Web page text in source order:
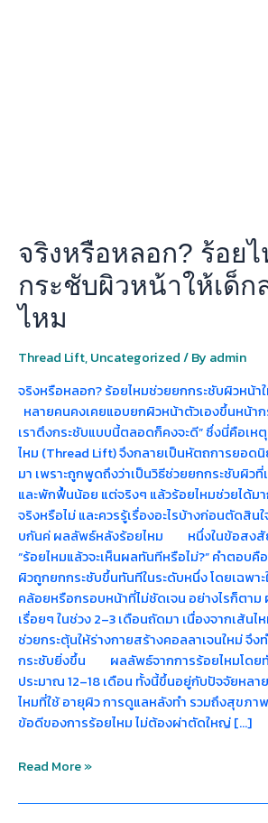
จริงหรือหลอก? ร้อย
กระชับผิวหน้าให้เด็ก
ไหม
Thread Lift,Uncategorized/ By admin
จริงหรือหลอก? ร้อยไหมช่วยยกกระชับผิวหน้า
หลายคนคงเคยแอบยกผิวหน้าตัวเองขึ้นหน้าก
เราตึงกระชับแบบนี้ตลอดก็คงจะดี” ซึ่งนี่คือเห
ไหม (Thread Lift) จึงกลายเป็นหัตถการยอด
มา เพราะถูกพูดถึงว่าเป็นวิธีช่วยยกกระชับผิว
และพักฟื้นน้อย แต่จริงๆ แล้วร้อยไหมช่วยได้ม
จริงหรือไม่ และควรรู้เรื่องอะไรบ้างก่อนตัดสิน
บกันค่ ผลลัพธ์หลังร้อยไหม หนึ่งในข้อสงสั
“ร้อยไหมแล้วจะเห็นผลทันทีหรือไม่?” คำตอบคือ
ผิวถูกยกกระชับขึ้นทันทีในระดับหนึ่ง โดยเฉพา
คล้อยหรือกรอบหน้าที่ไม่ชัดเจน อย่างไรก็ตา
เรื่อยๆ ในช่วง 2–3 เดือนถัดมา เนื่องจากเส้นไ
ช่วยกระตุ้นให้ร่างกายสร้างคอลลาเจนใหม่ จึง
กระชับยิ่งขึ้น ผลลัพธ์จากการร้อยไหมโดยทั่
ประมาณ 12–18 เดือน ทั้งนี้ขึ้นอยู่กับปัจจัยหลา
ไหมที่ใช้ อายุผิว การดูแลหลังทำ รวมถึงสุขภา
ข้อดีของการร้อยไหม ไม่ต้องผ่าตัดใหญ่ […]
ได้
จริง
ไหม
Read More »